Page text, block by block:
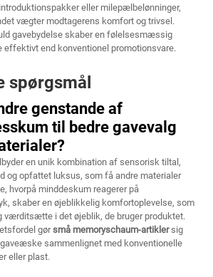
eller milepælbelønninger,
vægter modtagerens komfort og trivsel.
gavebydelse skaber en følelsesmæssig
effektivt end konventionel promotionsvare.
spørgsmål
genstande af
til bedre gavevalg
en unik kombination af sensorisk tiltal,
og opfattet luksus, som få andre materialer
hvorpå minddeskum reagerer på
skaber en øjeblikkelig komfortoplevelse, som
værditsætte i det øjeblik, de bruger produktet.
gørsmå memoryschaum-artiklersig
sammenlignet med konventionelle
eller plast.